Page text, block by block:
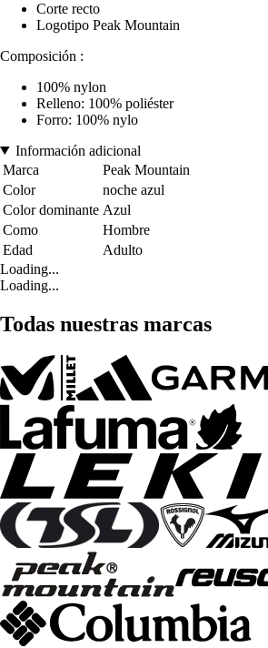
Corte recto
Logotipo Peak Mountain
Composición :
100% nylon
Relleno: 100% poliéster
Forro: 100% nylo
Información adicional
Marca
Peak Mountain
Color
noche azul
Color dominante Azul
Como
Hombre
Edad
Adulto
Loading...
Loading...
Todas nuestras marcas